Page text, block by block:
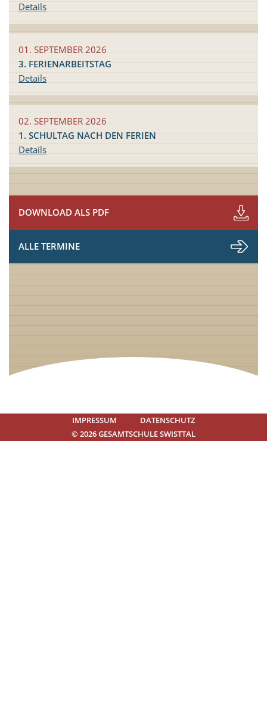
Details
01. SEPTEMBER 2026
3. FERIENARBEITSTAG
Details
02. SEPTEMBER 2026
1. SCHULTAG NACH DEN FERIEN
Details
DOWNLOAD ALS PDF
ALLE TERMINE
IMPRESSUM
DATENSCHUTZ
© 2026 GESAMTSCHULE SWISTTAL